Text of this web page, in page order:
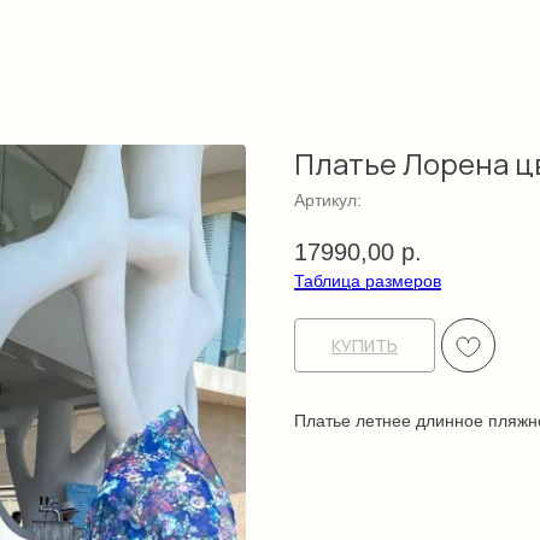
Платье Лорена
Артикул:
17990,00 р.
Таблица размеров
КУПИТЬ
Платье летнее длинное